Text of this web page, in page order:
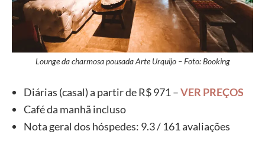
Lounge da charmosa pousada Arte Urquijo – Foto: Booking
Diárias (casal) a partir de R$ 971 –VER PREÇOS
Café da manhã incluso
Nota geral dos hóspedes: 9.3 / 161 avaliações